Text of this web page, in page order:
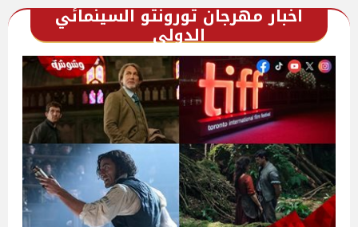
اخبار مهرجان تورونتو السينمائي
الدولي